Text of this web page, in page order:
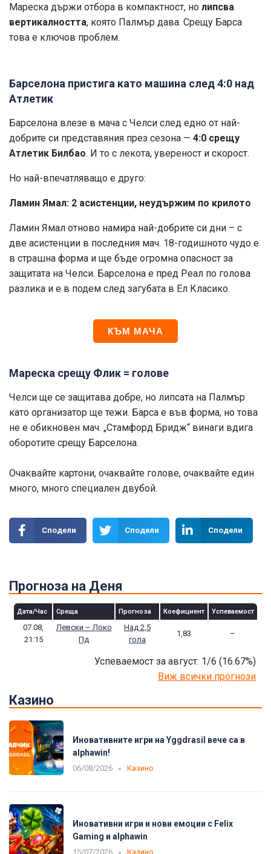
Мареска държи отбора в компактност, но липсва
вертикалността, която Палмър дава. Срещу Барса
това е ключов проблем.
Барселона пристига като машина след 4:0 над
Атлетик
Барселона влезе в мача с Челси след едно от най-
добрите си представяния през сезона — 4:0 срещу
Атлетик Билбао. И то с лекота, увереност и скорост.
Но най-впечатляващо е друго:
Ламин Ямал: 2 асистенции, неудържим по крилото
Ламин Ямал отново намира най-добрите си дни – с
две асистенции в последния мач. 18-годишното чудо е
в страшна форма и ще бъде огромна опасност за
защитата на Челси. Барселона е пред Реал по голова
разлика и е в подем след загубата в Ел Класико.
КЪМ МАЧА
Мареска срещу Флик = голове
Челси ще се защитава добре, но липсата на Палмър
като организатор ще тежи. Барса е във форма, но това
не е обикновен мач. „Стамфорд Бридж“ винаги вдига
оборотите срещу Барселона.
Очаквайте картони, очаквайте голове, очаквайте един
много, много специален двубой.
Сподели Сподели Сподели
Прогноза на Деня
Дата/Час Среща Прогноза Коефициент Успеваемост
07.08,
21:15
Левски – Локо
Пд
Над 2,5
гола
1,83 –
Успеваемост за август: 1/6 (16.67%)
Виж всички прогнози
Казино
Иновативните игри на Yggdrasil вече са в
alphawin!
06/08/2026 Казино
Иновативни игри и нови емоции с Felix
Gaming и alphawin
15/07/2026 Казино